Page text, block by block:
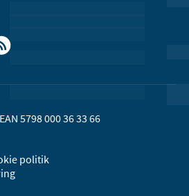
EAN 5798 000 36 33 66
politik